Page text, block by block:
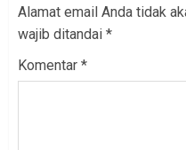
Alamat email Anda tidak
wajib ditandai *
Komentar *